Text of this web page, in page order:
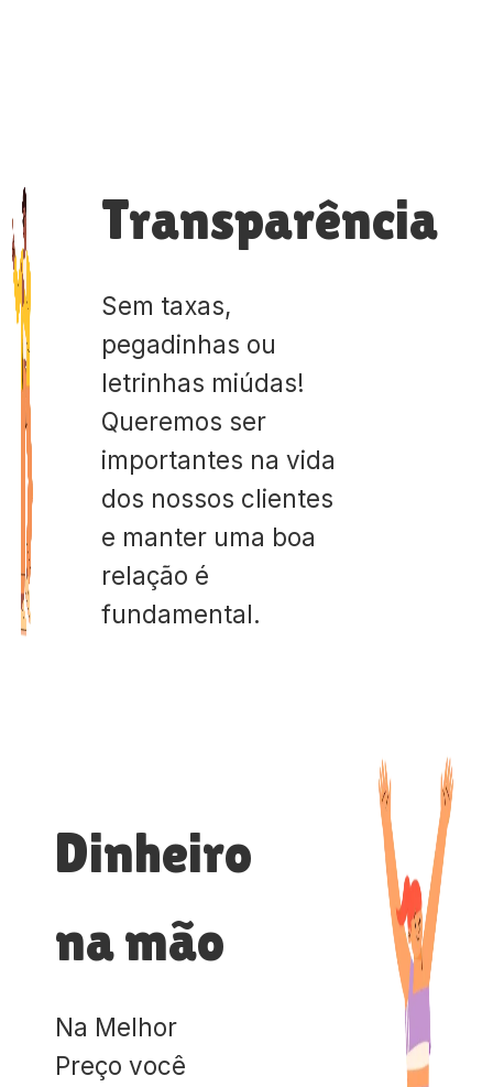
Transparência
Sem taxas,
pegadinhas ou
letrinhas miúdas!
Queremos ser
importantes na vida
dos nossos clientes
e manter uma boa
relação é
fundamental.
Dinheiro
na mão
Na Melhor
Preço você